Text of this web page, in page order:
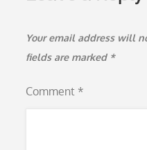
Your email address will
fields are marked *
Comment *